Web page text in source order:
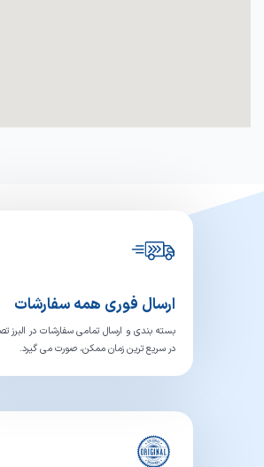
ارسال فوری همه سفارشات
بسته بندی و ارسال تمامی سفارشات در البرز
در سریع ترین زمان ممکن، صورت می گیرد.